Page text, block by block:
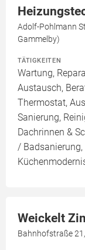
Adolf-Pohlmann
Gammelby)
TÄTIGKEITEN
Wartung,
Austausch,
Thermostat,
Sanierung,
Dachrinnen &
/
Weickelt
Bahnhofstraße